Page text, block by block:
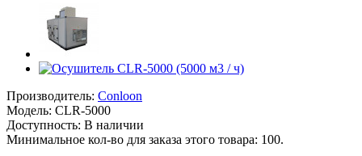
Производитель: Conloon
Модель: CLR-5000
Доступность: В наличии
Минимальное кол-во для заказа этого товара: 100.